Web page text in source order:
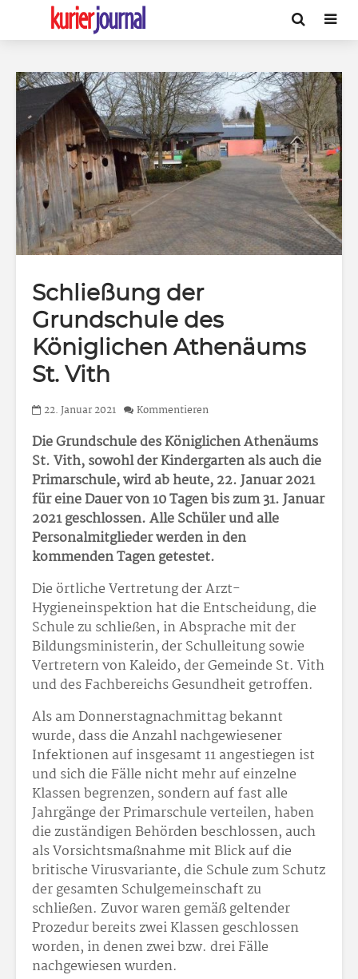
Schließung der
Grundschule des
Königlichen Athenäums
St. Vith
22. Januar 2021 Kommentieren
Die Grundschule des Königlichen Athenäums
St. Vith, sowohl der Kindergarten als auch die
Primarschule, wird ab heute, 22. Januar 2021
für eine Dauer von 10 Tagen bis zum 31. Januar
2021 geschlossen. Alle Schüler und alle
Personalmitglieder werden in den
kommenden Tagen getestet.
Die örtliche Vertretung der Arzt-
Hygieneinspektion hat die Entscheidung, die
Schule zu schließen, in Absprache mit der
Bildungsministerin, der Schulleitung sowie
Vertretern von Kaleido, der Gemeinde St. Vith
und des Fachbereichs Gesundheit getroffen.
Als am Donnerstagnachmittag bekannt
wurde, dass die Anzahl nachgewiesener
Infektionen auf insgesamt 11 angestiegen ist
und sich die Fälle nicht mehr auf einzelne
Klassen begrenzen, sondern auf fast alle
Jahrgänge der Primarschule verteilen, haben
die zuständigen Behörden beschlossen, auch
als Vorsichtsmaßnahme mit Blick auf die
britische Virusvariante, die Schule zum Schutz
der gesamten Schulgemeinschaft zu
schließen. Zuvor waren gemäß geltender
Prozedur bereits zwei Klassen geschlossen
worden, in denen zwei bzw. drei Fälle
nachgewiesen wurden.